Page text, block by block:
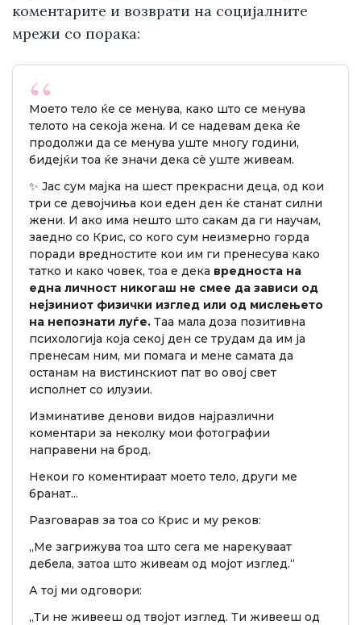
коментарите и возврати на социјалните
мрежи со порака:
Моето тело ќе се менува, како што се менува
телото на секоја жена. И се надевам дека ќе
продолжи да се менува уште многу години,
бидејќи тоа ќе значи дека сè уште живеам.
✨ Јас сум мајка на шест прекрасни деца, од кои
три се девојчиња кои еден ден ќе станат силни
жени. И ако има нешто што сакам да ги научам,
заедно со Крис, со кого сум неизмерно горда
поради вредностите кои им ги пренесува како
татко и како човек, тоа е дека вредноста на
една личност никогаш не смее да зависи од
нејзиниот физички изглед или од мислењето
на непознати луѓе. Таа мала доза позитивна
психологија која секој ден се трудам да им ја
пренесам ним, ми помага и мене самата да
останам на вистинскиот пат во овој свет
исполнет со илузии.
Изминативе денови видов најразлични
коментари за неколку мои фотографии
направени на брод.
Некои го коментираат моето тело, други ме
бранат...
Разговарав за тоа со Крис и му реков:
„Ме загрижува тоа што сега ме нарекуваат
дебела, затоа што живеам од мојот изглед.“
А тој ми одговори:
„Ти не живееш од твојот изглед. Ти живееш од